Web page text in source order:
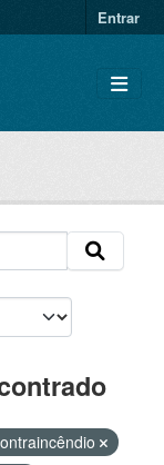
Entrar